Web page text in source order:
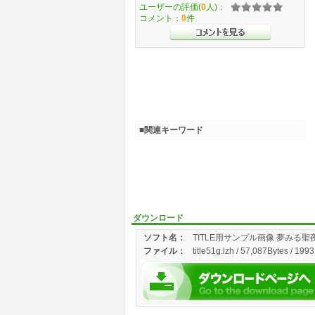
ダウンロード
ソフト名：
TITLE用サンプル画像 夢みる聖
ファイル：
title51g.lzh / 57,087Bytes /
ユーザーの評価(0 人)：
コメント： 0件
■関連キーワード